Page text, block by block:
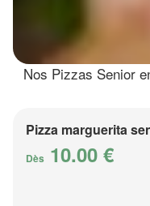
Nos Pizzas Senior
Pizza marguerita
Dès 10.00 €